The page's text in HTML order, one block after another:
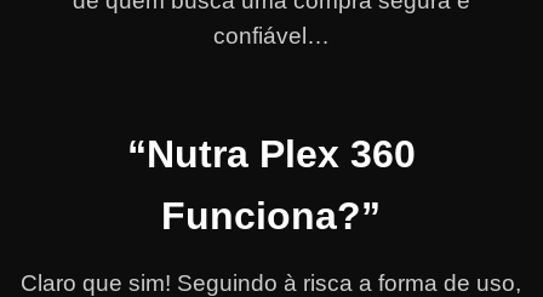
confiável…
“Nutra Plex 360
Funciona?”
Claro que sim! Seguindo à risca a forma de uso,